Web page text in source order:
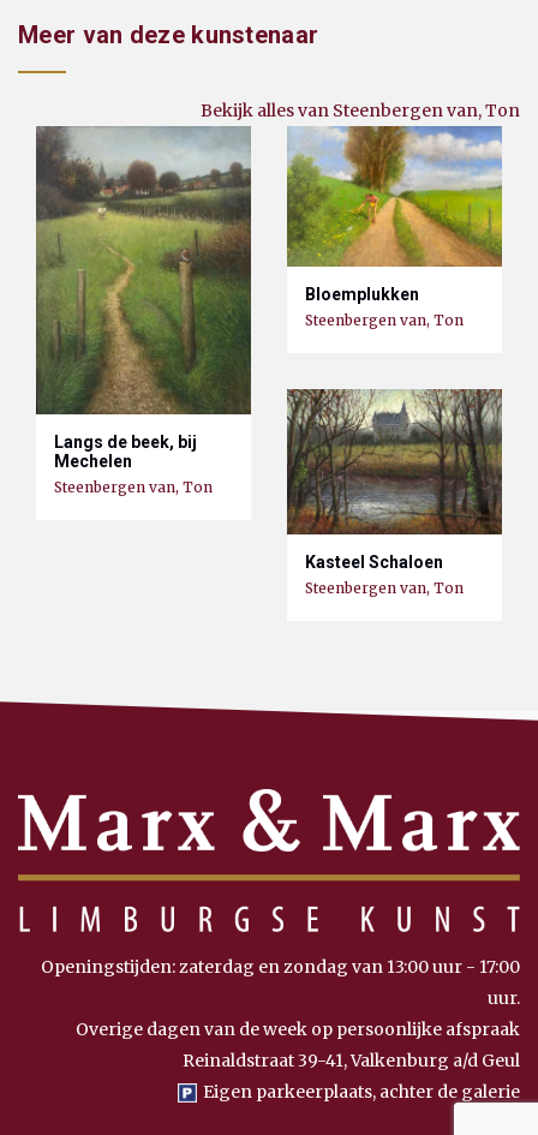
Meer van deze kunstenaar
Bekijk alles van Steenbergen van, Ton
Langs de beek, bij
Mechelen
Steenbergen van, Ton
Bloemplukken
Steenbergen van, Ton
Kasteel Schaloen
Steenbergen van, Ton
Openingstijden: zaterdag en zondag van 13:00 uur - 17:00
uur.
Overige dagen van de week op persoonlijke afspraak
Reinaldstraat 39-41, Valkenburg a/d Geul
Eigen parkeerplaats, achter de galerie